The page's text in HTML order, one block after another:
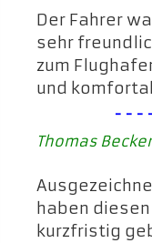
Der Fahrer
sehr
zum
und
Thomas Becker
haben
kurzfristig